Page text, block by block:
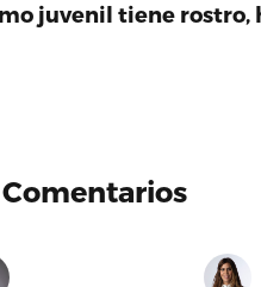
juvenil tiene rostro,